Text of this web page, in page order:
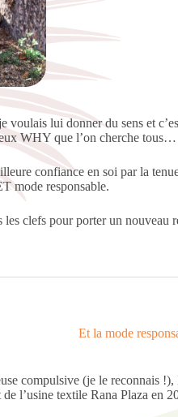
voulais lui donner du sens et
WHY que l’on cherche tous…
confiance en soi par la
mode responsable.
les clefs pour porter un nouveau
Et la mode
compulsive (je le reconnais
l’usine textile Rana Plaza en